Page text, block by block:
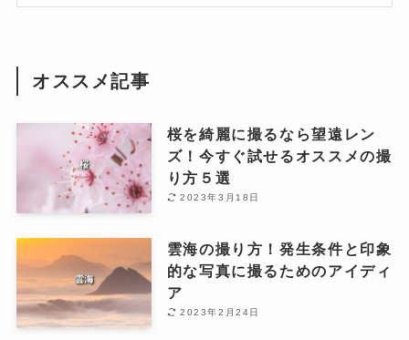
オススメ記事
桜を綺麗に撮るなら望遠レン
ズ！今すぐ試せるオススメの撮
り方５選
2023年3月18日
雲海の撮り方！発生条件と印象
的な写真に撮るためのアイディ
ア
2023年2月24日